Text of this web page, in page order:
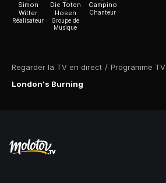
Regarder la TV en direct / Programme TV
London's Burning
Simon
Witter
Réalisateur
Die Toten
Hosen
Groupe de
Musique
Campino
Chanteur